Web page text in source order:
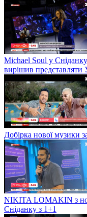
Michael Soul у
вирішив представляти
Добірка нової музики
NIKITA LOMAKIN з
Сніданку з 1+1